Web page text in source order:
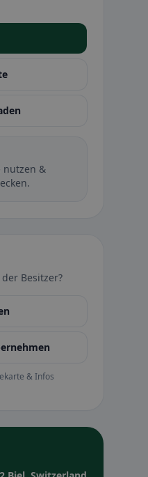
nutzen &
Besitzer?
& Infos